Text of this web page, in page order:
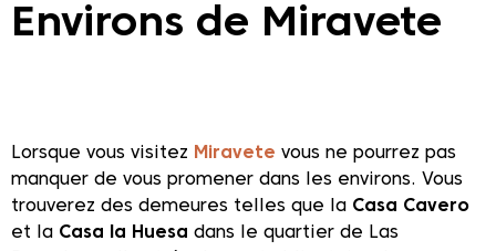
Environs de Miravete
Lorsque vous visitez Miravete vous ne pourrez pas
manquer de vous promener dans les environs. Vous
trouverez des demeures telles que la Casa Cavero
et la Casa la Huesa dans le quartier de Las